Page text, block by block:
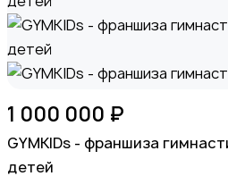
Для Бизнеса
1 000 000 ₽
GYMKIDs - франшиза
детей